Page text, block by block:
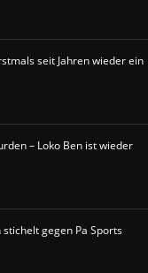
seit Jahren wieder ein
– Loko Ben ist wieder
stichelt gegen Pa Sports